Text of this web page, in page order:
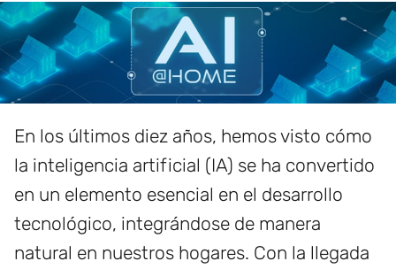
En los últimos diez años, hemos visto cómo
la inteligencia artificial (IA) se ha convertido
en un elemento esencial en el desarrollo
tecnológico, integrándose de manera
natural en nuestros hogares. Con la llegada